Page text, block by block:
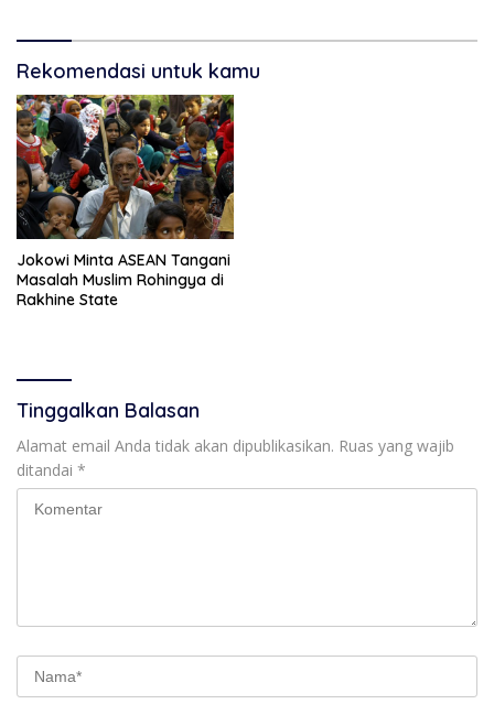
Rekomendasi untuk kamu
Jokowi Minta ASEAN Tangani
Masalah Muslim Rohingya di
Rakhine State
Tinggalkan Balasan
Alamat email Anda tidak akan dipublikasikan. Ruas yang wajib
ditandai *